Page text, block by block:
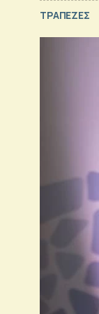
ΤΡΑΠΕΖΕΣ